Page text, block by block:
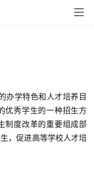
优秀学生的一种招生方
制度改革的重要组成部
，促进高等学校人才培